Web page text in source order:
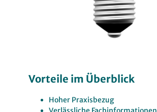
Vorteile im Überblick
Hoher Praxisbezug